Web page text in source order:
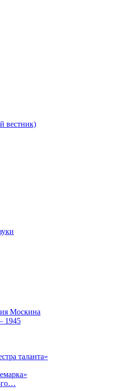
вестник)
Москина
1945
таланта»
го…